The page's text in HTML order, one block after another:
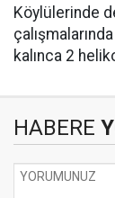
Köylülerinde
kalınca 2
HABERE